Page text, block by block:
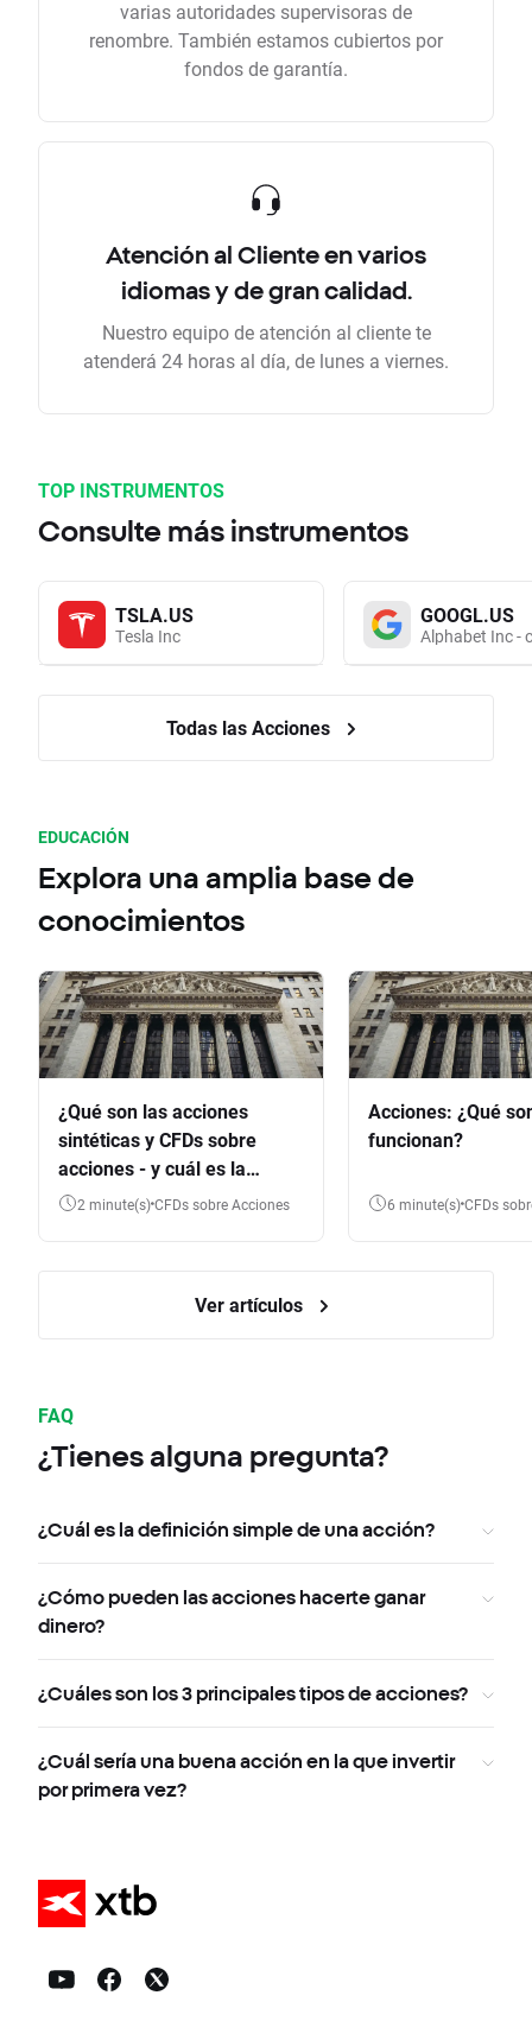
varias autoridades supervisoras de
renombre. También estamos cubiertos por
fondos de garantía.
Atención al Cliente en varios
idiomas y de gran calidad.
Nuestro equipo de atención al cliente te
atenderá 24 horas al día, de lunes a viernes.
TOP INSTRUMENTOS
Consulte más instrumentos
TSLA.US
Tesla Inc
GOOGL.US
Alphabet Inc -
Todas las Acciones
EDUCACIÓN
Explora una amplia base de
conocimientos
¿Qué son las acciones
sintéticas y CFDs sobre
acciones - y cuál es la
diferencia?
2 minute(s) CFDs sobre Acciones
Acciones: ¿Qué
funcionan?
6 minute(s) CFDs
Ver artículos
FAQ
¿Tienes alguna pregunta?
¿Cuál es la definición simple de una acción?
¿Cómo pueden las acciones hacerte ganar
dinero?
¿Cuáles son los 3 principales tipos de acciones?
¿Cuál sería una buena acción en la que invertir
por primera vez?